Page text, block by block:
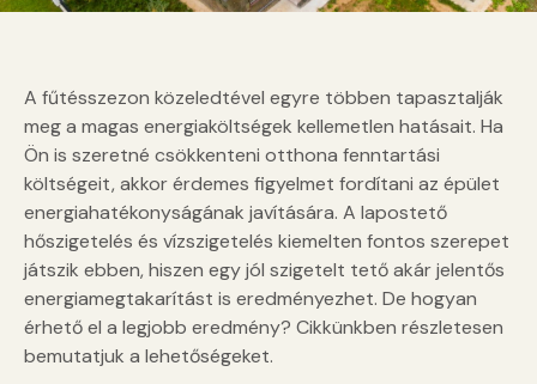
A fűtésszezon közeledtével egyre többen tapasztalják
meg a magas energiaköltségek kellemetlen hatásait. Ha
Ön is szeretné csökkenteni otthona fenntartási
költségeit, akkor érdemes figyelmet fordítani az épület
energiahatékonyságának javítására. A lapostető
hőszigetelés és vízszigetelés kiemelten fontos szerepet
játszik ebben, hiszen egy jól szigetelt tető akár jelentős
energiamegtakarítást is eredményezhet. De hogyan
érhető el a legjobb eredmény? Cikkünkben részletesen
bemutatjuk a lehetőségeket.